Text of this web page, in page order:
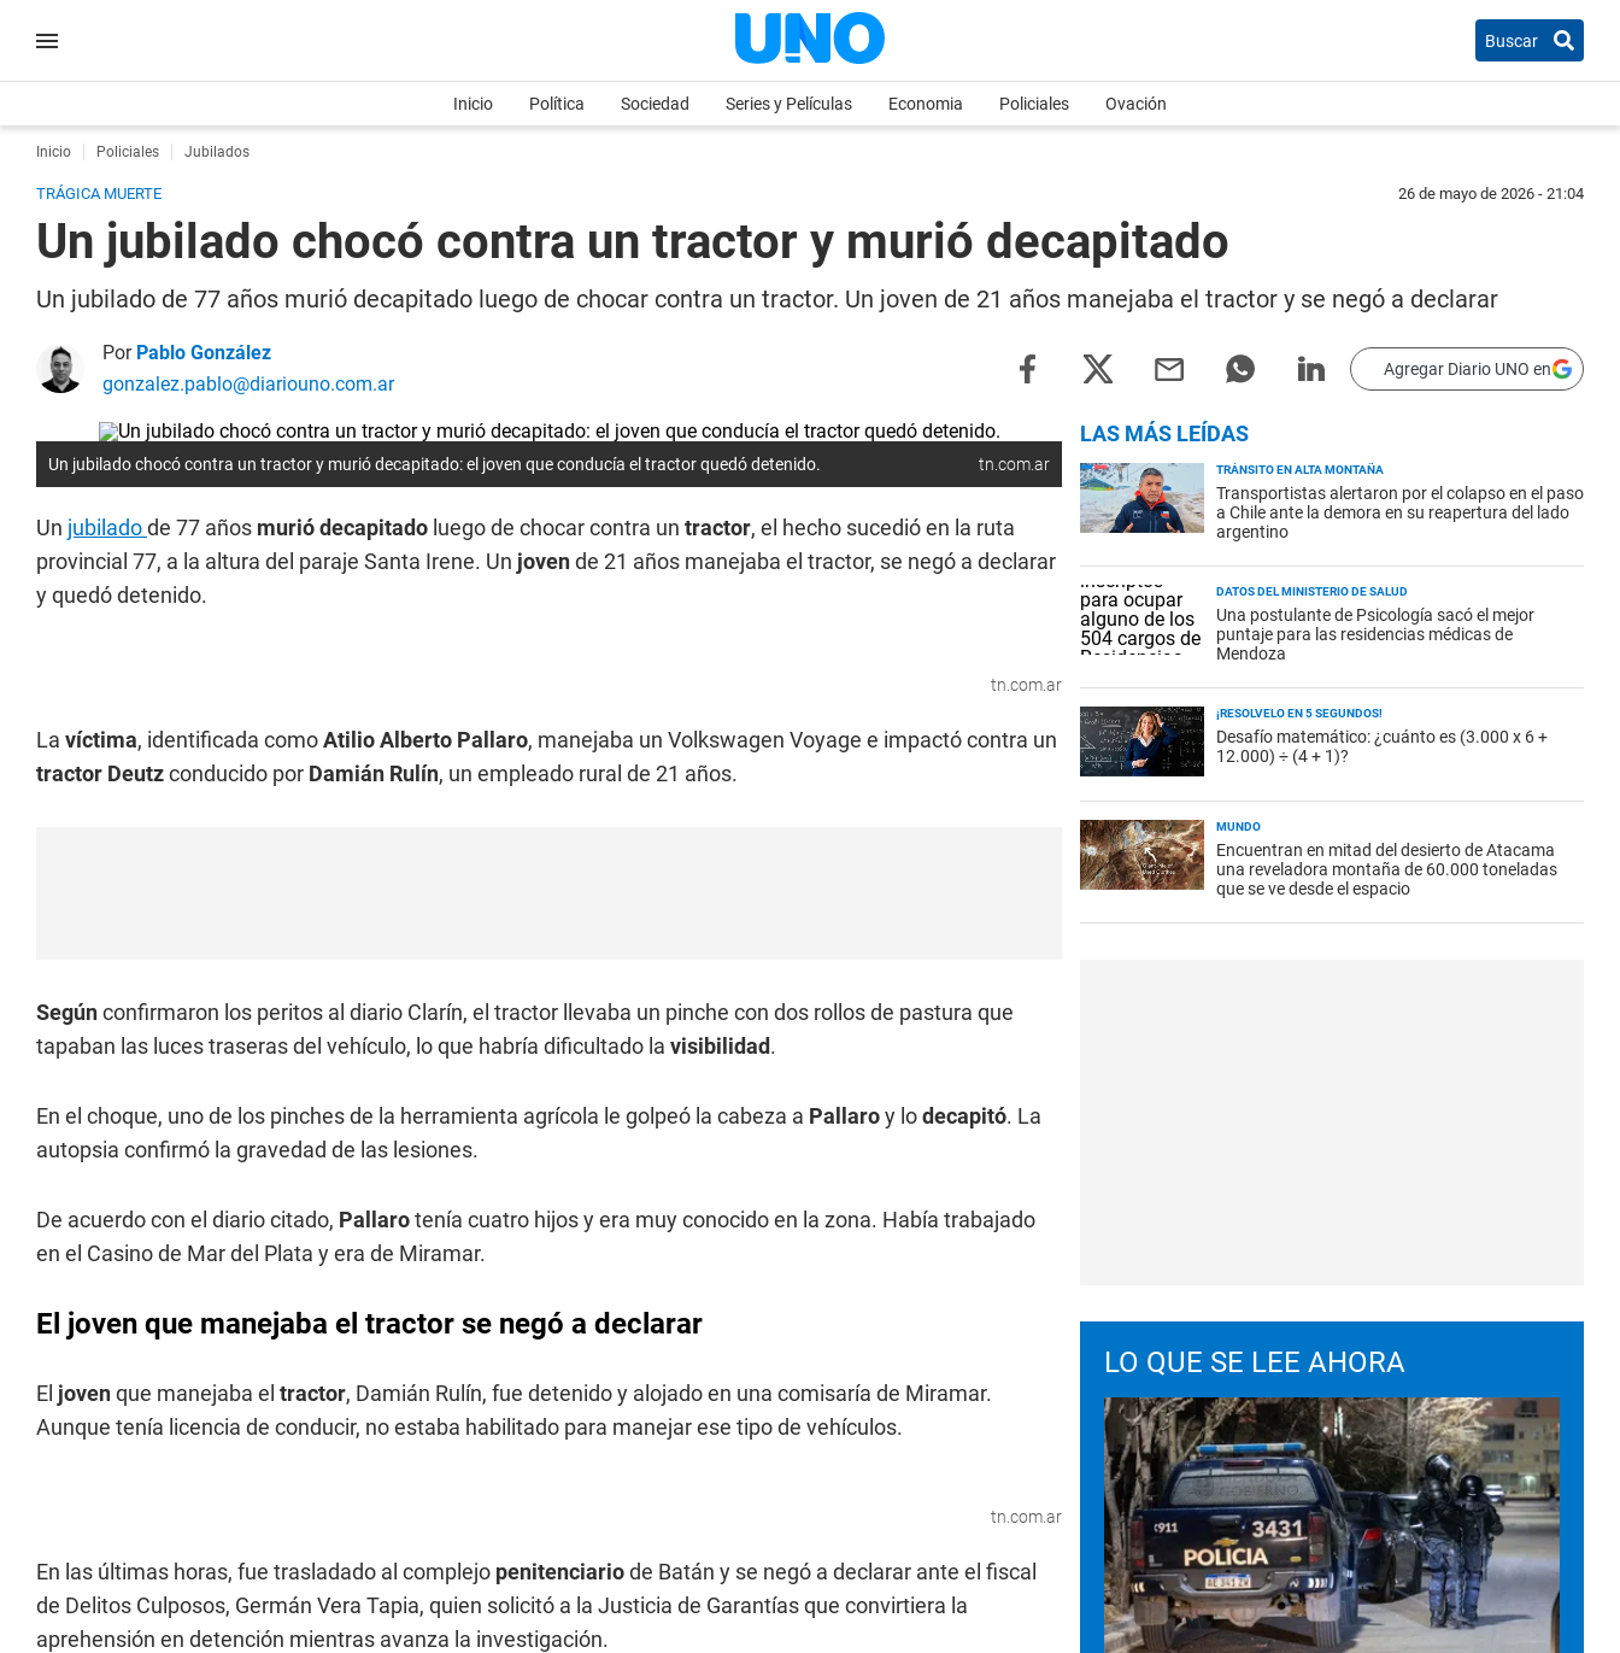
Buscar
Inicio Política Sociedad Series y Películas Economia Policiales Ovación
Inicio Policiales Jubilados
TRÁGICA MUERTE 26 de mayo de 2026 - 21:04
Un jubilado chocó contra un tractor y murió decapitado
Un jubilado de 77 años murió decapitado luego de chocar contra un tractor. Un joven de 21 años manejaba el tractor y se negó a declarar
Por Pablo González
gonzalez.pablo@diariouno.com.ar
Agregar Diario UNO en
Un jubilado chocó contra un tractor y murió decapitado: el joven que conducía el tractor quedó detenido. tn.com.ar
Un jubiladode 77 años murió decapitado luego de chocar contra un tractor, el hecho sucedió en la ruta
provincial 77, a la altura del paraje Santa Irene. Un jovende 21 años manejaba el tractor, se negó a declarar
y quedó detenido.
tn.com.ar
La víctima, identificada comoAtilio Alberto Pallaro, manejaba un Volkswagen Voyage e impactó contra un
tractor Deutzconducido por Damián Rulín, un empleado rural de 21 años.
Segúnconfirmaron los peritos al diario Clarín, el tractor llevaba un pinche con dos rollos de pastura que
tapaban las luces traseras del vehículo, lo que habría dificultado la visibilidad.
En el choque, uno de los pinches de la herramienta agrícola le golpeó la cabeza a Pallaroy lodecapitó. La
autopsia confirmó la gravedad de las lesiones.
De acuerdo con el diario citado, Pallarotenía cuatro hijos y era muy conocido en la zona. Había trabajado
en el Casino de Mar del Plata y era de Miramar.
El joven que manejaba el tractor se negó a declarar
El jovenque manejaba el tractor, Damián Rulín, fue detenido y alojado en una comisaría de Miramar.
Aunque tenía licencia de conducir, no estaba habilitado para manejar ese tipo de vehículos.
tn.com.ar
En las últimas horas, fue trasladado al complejo penitenciariode Batán y se negó a declarar ante el fiscal
de Delitos Culposos, Germán Vera Tapia, quien solicitó a la Justicia de Garantías que convirtiera la
aprehensión en detención mientras avanza la investigación.
LAS MÁS LEÍDAS
TRÁNSITO EN ALTA MONTAÑA
Transportistas alertaron por el colapso en el paso
a Chile ante la demora en su reapertura del lado
argentino
DATOS DEL MINISTERIO DE SALUD
Una postulante de Psicología sacó el mejor
puntaje para las residencias médicas de
Mendoza
¡RESOLVELO EN 5 SEGUNDOS!
Desafío matemático: ¿cuánto es (3.000 x 6 +
12.000) ÷ (4 + 1)?
MUNDO
Encuentran en mitad del desierto de Atacama
una reveladora montaña de 60.000 toneladas
que se ve desde el espacio
LO QUE SE LEE AHORA